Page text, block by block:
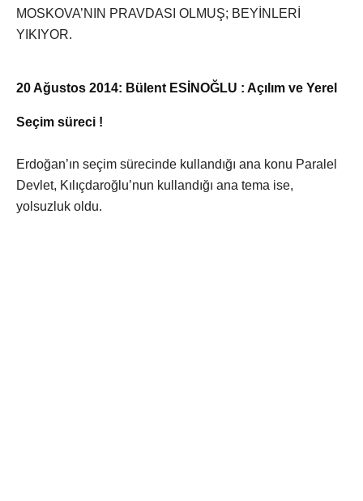
MOSKOVA’NIN PRAVDASI OLMUŞ; BEYİNLERİ
YIKIYOR.
20 Ağustos 2014: Bülent ESİNOĞLU : Açılım ve Yerel
Seçim süreci !
Erdoğan’ın seçim sürecinde kullandığı ana konu Paralel
Devlet, Kılıçdaroğlu’nun kullandığı ana tema ise,
yolsuzluk oldu.